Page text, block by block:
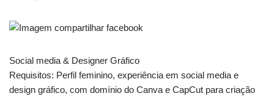
Social media & Designer Gráfico
Requisitos: Perfil feminino, experiência em social media e
design gráfico, com domínio do Canva e CapCut para criação